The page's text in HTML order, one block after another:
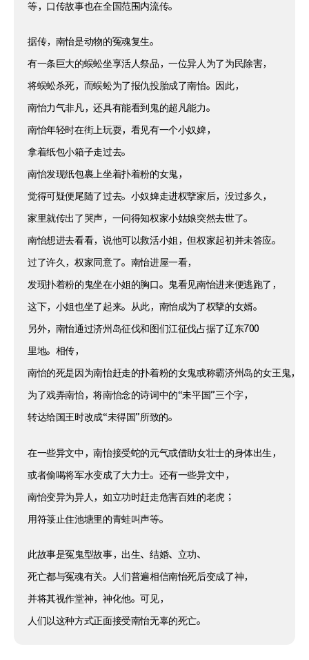
等，口传故事也在全国范围内流传。
据传，南怡是动物的冤魂复生。
有一条巨大的蜈蚣坐享活人祭品，一位异人为了为民除害，
将蜈蚣杀死，而蜈蚣为了报仇投胎成了南怡。因此，
南怡力气非凡，还具有能看到鬼的超凡能力。
南怡年轻时在街上玩耍，看见有一个小奴婢，
拿着纸包小箱子走过去。
南怡发现纸包裹上坐着扑着粉的女鬼，
觉得可疑便尾随了过去。小奴婢走进权擥家后，没过多久，
家里就传出了哭声，一问得知权家小姑娘突然去世了。
南怡想进去看看，说他可以救活小姐，但权家起初并未答应。
过了许久，权家同意了。南怡进屋一看，
发现扑着粉的鬼坐在小姐的胸口。鬼看见南怡进来便逃跑了，
这下，小姐也坐了起来。从此，南怡成为了权擥的女婿。
另外，南怡通过济州岛征伐和图们江征伐占据了辽东700
里地。相传，
南怡的死是因为南怡赶走的扑着粉的女鬼或称霸济州岛的女王鬼，
为了戏弄南怡，将南怡念的诗词中的“未平国”三个字，
转达给国王时改成“未得国”所致的。
在一些异文中，南怡接受蛇的元气或借助女壮士的身体出生，
或者偷喝将军水变成了大力士。还有一些异文中，
南怡变异为异人，如立功时赶走危害百姓的老虎；
用符箓止住池塘里的青蛙叫声等。
此故事是冤鬼型故事，出生、结婚、立功、
死亡都与冤魂有关。人们普遍相信南怡死后变成了神，
并将其视作堂神，神化他。可见，
人们以这种方式正面接受南怡无辜的死亡。